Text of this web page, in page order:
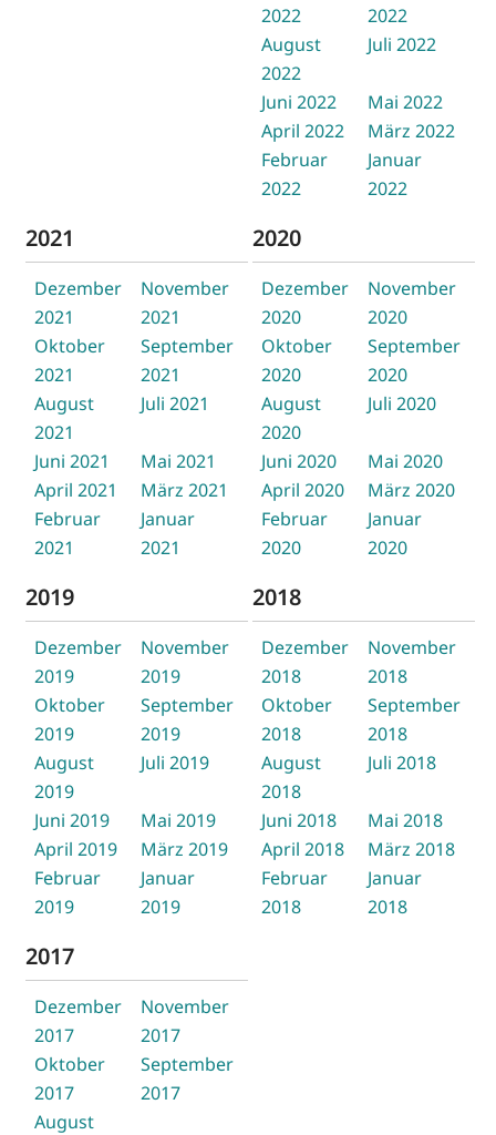
2022
2022
August
2022
Juli 2022
Juni 2022
Mai 2022
April 2022
März 2022
Februar
2022
Januar
2022
2021
Dezember
2021
November
2021
Oktober
2021
September
2021
August
2021
Juli 2021
Juni 2021
Mai 2021
April 2021
März 2021
Februar
2021
Januar
2021
2020
Dezember
2020
November
2020
Oktober
2020
September
2020
August
2020
Juli 2020
Juni 2020
Mai 2020
April 2020
März 2020
Februar
2020
Januar
2020
2019
Dezember
2019
November
2019
Oktober
2019
September
2019
August
2019
Juli 2019
Juni 2019
Mai 2019
April 2019
März 2019
Februar
2019
Januar
2019
2018
Dezember
2018
November
2018
Oktober
2018
September
2018
August
2018
Juli 2018
Juni 2018
Mai 2018
April 2018
März 2018
Februar
2018
Januar
2018
2017
Dezember
2017
November
2017
Oktober
2017
September
2017
August